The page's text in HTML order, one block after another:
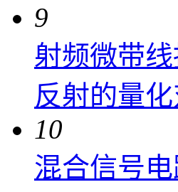
9
射频微带
反射的量
10
混合信号